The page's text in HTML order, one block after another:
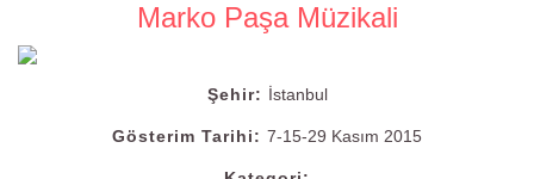
Marko Paşa Müzikali
Şehir: İstanbul
Gösterim Tarihi: 7-15-29 Kasım 2015